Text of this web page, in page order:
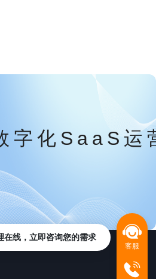
字化SaaS运
客服
在线，立即咨询您的需求